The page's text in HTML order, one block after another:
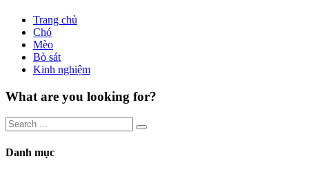
Trang chủ
Chó
Mèo
Bò sát
Kinh nghiệm
What are you looking for?
Danh mục